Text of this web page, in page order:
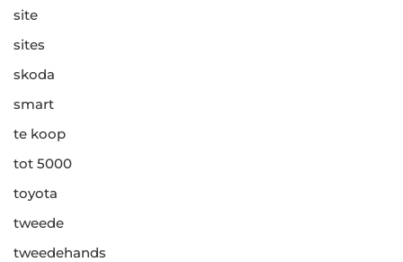
site
sites
skoda
smart
te koop
tot 5000
toyota
tweede
tweedehands